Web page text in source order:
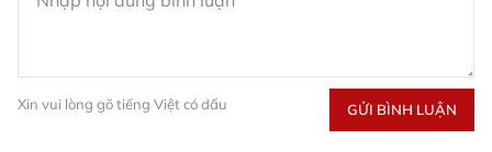
Xin vui lòng gõ tiếng Việt có dấu GỬI BÌNH LUẬN